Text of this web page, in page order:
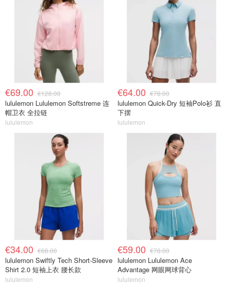
€69.00 €128.00
lululemon Lululemon Softstreme 连
帽卫衣 全拉链
lululemon
€64.00 €78.00
lululemon Quick-Dry 短袖Polo衫 直
下摆
lululemon
€34.00 €68.00
lululemon Swiftly Tech Short-Sleeve
Shirt 2.0 短袖上衣 腰长款
lululemon
€59.00 €78.00
lululemon Lululemon Ace
Advantage 网眼网球背心
lululemon